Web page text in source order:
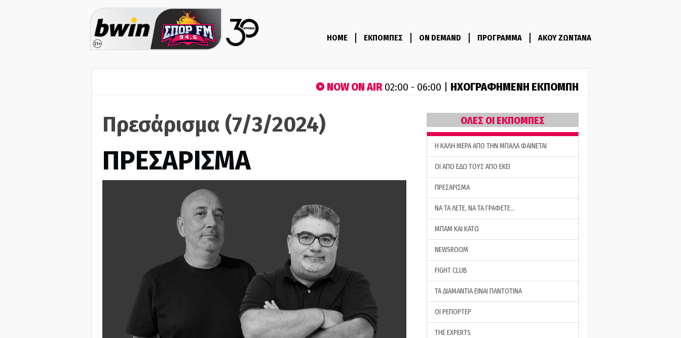
HOME ΕΚΠΟΜΠΕΣ ON DEMAND ΠΡΟΓΡΑΜΜΑ ΑΚΟΥ ΖΩΝΤΑΝΑ
NOW ON AIR02:00 - 06:00 | ΗΧΟΓΡΑΦΗΜΕΝΗ ΕΚΠΟΜΠΗ
Πρεσάρισμα (7/3/2024)
ΠΡΕΣΑΡΙΣΜΑ
ΟΛΕΣ ΟΙ ΕΚΠΟΜΠΕΣ
H ΚΑΛΗ ΜΕΡΑ ΑΠΟ ΤΗΝ ΜΠΑΛΑ ΦΑΙΝΕΤΑΙ
ΟΙ ΑΠΟ ΕΔΩ ΤΟΥΣ ΑΠΟ ΕΚΕΙ
ΠΡΕΣΑΡΙΣΜΑ
ΝΑ ΤΑ ΛΕΤΕ, ΝΑ ΤΑ ΓΡΑΦΕΤΕ…
ΜΠΑΜ ΚΑΙ ΚΑΤΩ
NEWSROOM
FIGHT CLUB
ΤΑ ΔΙΑΜΑΝΤΙΑ ΕΙΝΑΙ ΠΑΝΤΟΤΙΝΑ
ΟΙ ΡΕΠΟΡΤΕΡ
THE EXPERTS